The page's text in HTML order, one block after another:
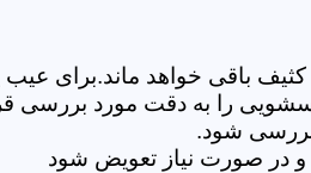
باقی خواهد ماند.برای عیب
را به دقت مورد بررسی
بررسی شود.
و در صورت نیاز تعویض شود